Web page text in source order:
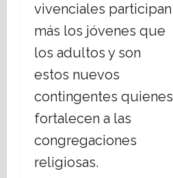
vivenciales participan
más los jóvenes que
los adultos y son
estos nuevos
contingentes quienes
fortalecen a las
congregaciones
religiosas.